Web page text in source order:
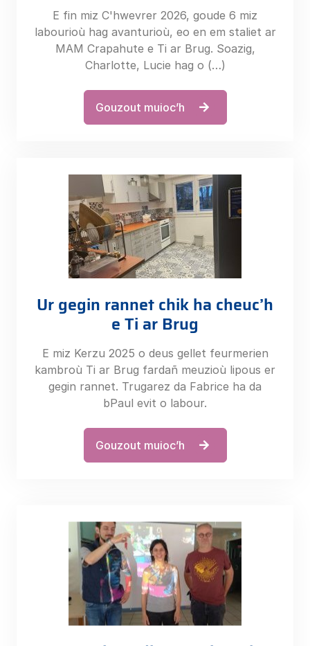
E fin miz C'hwevrer 2026, goude 6 miz
labourioù hag avanturioù, eo en em staliet ar
MAM Crapahute e Ti ar Brug. Soazig,
Charlotte, Lucie hag o (…)
Gouzout muioc’h
Ur gegin rannet chik ha cheuc’h
e Ti ar Brug
E miz Kerzu 2025 o deus gellet feurmerien
kambroù Ti ar Brug fardañ meuzioù lipous er
gegin rannet. Trugarez da Fabrice ha da
bPaul evit o labour.
Gouzout muioc’h